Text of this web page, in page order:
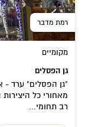
רמת מדבר
מקומיים
גן הפסלים
"גן הפסלים" ערד -
מאחורי כל היצירות
רב תחומי...